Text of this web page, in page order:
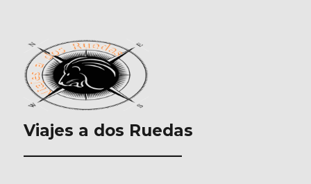
Viajes a dos Ruedas
___________________